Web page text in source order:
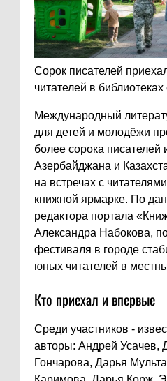
Сорок писателей
читателей в
Международный
для детей и молодёжи
более сорока писателей
Азербайджана и
на встречах с
книжной ярмарке. По
редактора портала
Александра Набокова,
фестиваля в городе
юных читателей в
Кто приехал и впервые
Среди участников -
авторы: Андрей Усачев,
Гончарова, Дарья